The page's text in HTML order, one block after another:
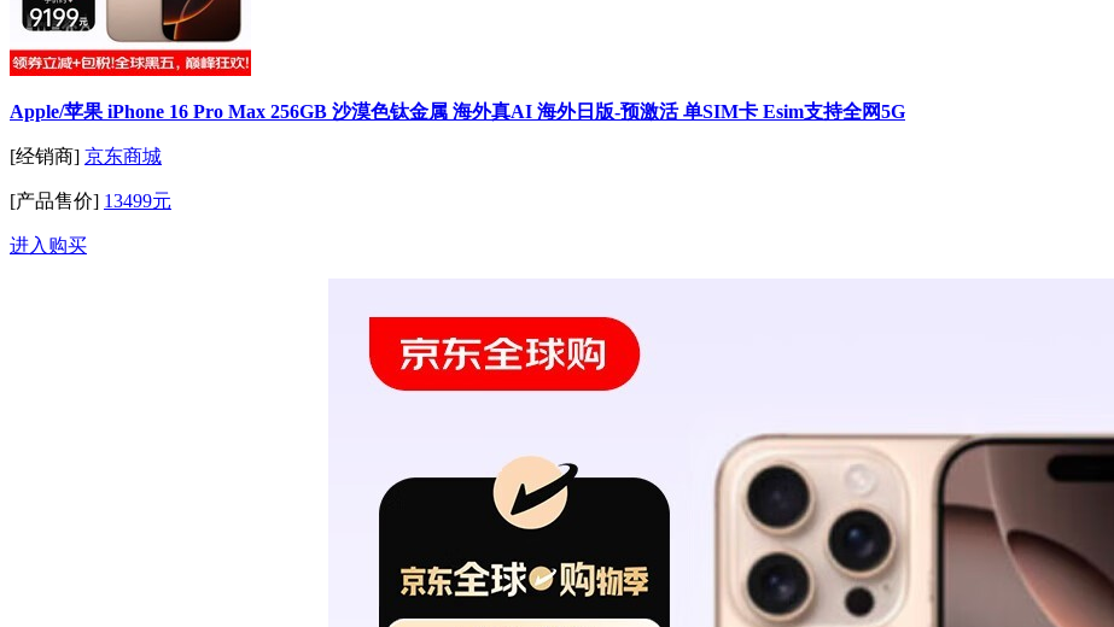
Apple/苹果 iPhone 16 Pro Max 256GB 沙漠色钛金属 海外真AI 海外日版-预激活 单SIM卡 Esim支持全网5G
[经销商] 京东商城
[产品售价] 13499元
进入购买